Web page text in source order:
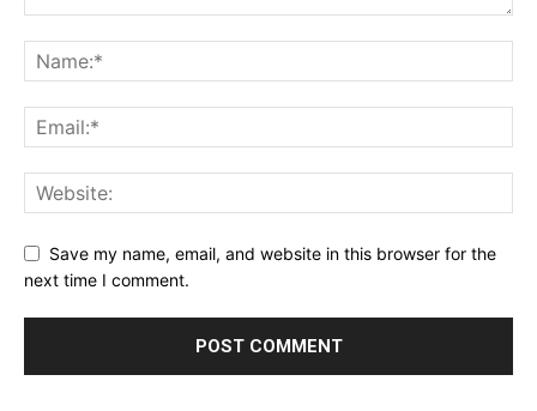
Save my name, email, and website in this browser for the
next time I comment.